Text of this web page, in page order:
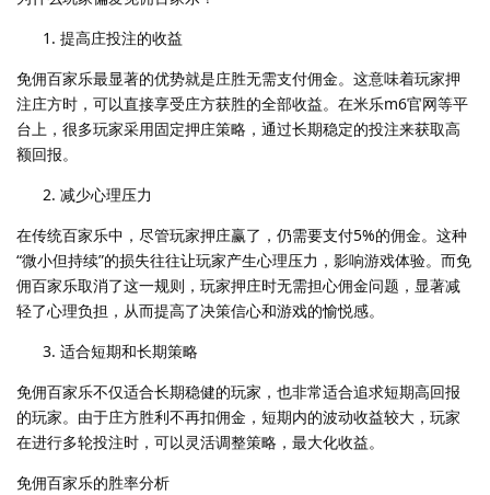
提高庄投注的收益
免佣百家乐最显著的优势就是庄胜无需支付佣金。这意味着玩家押
注庄方时，可以直接享受庄方获胜的全部收益。在米乐m6官网等平
台上，很多玩家采用固定押庄策略，通过长期稳定的投注来获取高
额回报。
减少心理压力
在传统百家乐中，尽管玩家押庄赢了，仍需要支付5%的佣金。这种
“微小但持续”的损失往往让玩家产生心理压力，影响游戏体验。而免
佣百家乐取消了这一规则，玩家押庄时无需担心佣金问题，显著减
轻了心理负担，从而提高了决策信心和游戏的愉悦感。
适合短期和长期策略
免佣百家乐不仅适合长期稳健的玩家，也非常适合追求短期高回报
的玩家。由于庄方胜利不再扣佣金，短期内的波动收益较大，玩家
在进行多轮投注时，可以灵活调整策略，最大化收益。
免佣百家乐的胜率分析